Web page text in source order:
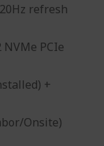
refresh
NVMe PCIe
+
Onsite)